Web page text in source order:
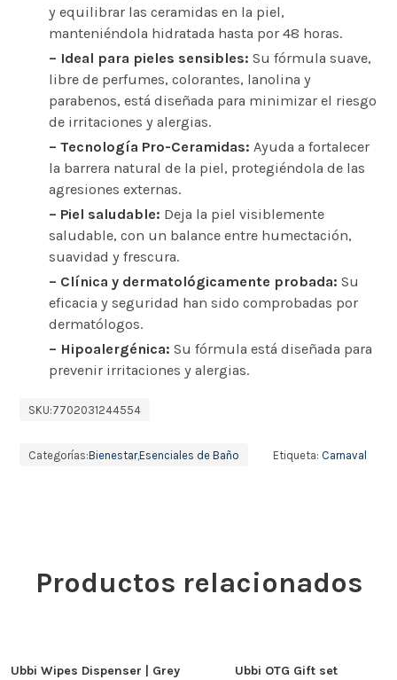
y equilibrar las ceramidas en la piel,
manteniéndola hidratada hasta por 48 horas.
– Ideal para pieles sensibles: Su fórmula suave,
libre de perfumes, colorantes, lanolina y
parabenos, está diseñada para minimizar el riesgo
de irritaciones y alergias.
– Tecnología Pro-Ceramidas: Ayuda a fortalecer
la barrera natural de la piel, protegiéndola de las
agresiones externas.
– Piel saludable: Deja la piel visiblemente
saludable, con un balance entre humectación,
suavidad y frescura.
– Clínica y dermatológicamente probada: Su
eficacia y seguridad han sido comprobadas por
dermatólogos.
– Hipoalergénica: Su fórmula está diseñada para
prevenir irritaciones y alergias.
SKU:7702031244554
Categorías:Bienestar,Esenciales de Baño Etiqueta: Carnaval
Productos relacionados
Ubbi Wipes Dispenser | Grey Ubbi OTG Gift set